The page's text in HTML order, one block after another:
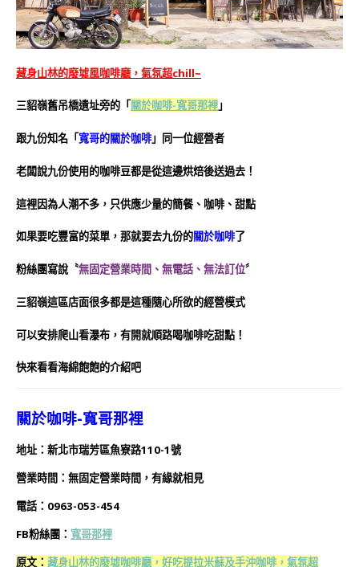
藏身山林的廢墟風咖啡廳，氣氛超chill~
三貂嶺舊吊橋遺址旁的「 關於咖啡-寬哥那裡」
跟九份知名「寬哥的關於咖啡」同一位經營者
老闆說九份使用的咖啡豆都是從這邊烘焙後送過去！
這裡因為人潮不多，只供應少量的簡餐、咖啡、甜點
如果要吃豐富的菜單，那就要去九份的關於咖啡了
粉絲團寫說〝無固定營業時間、無電話、無法訂位〞
三貂嶺這區店面很多都是這種隨心所欲的經營模式
可以安排爬山看瀑布，有開就順路喝咖啡吃甜點！
快來看看海綿飽飽的介紹吧
關於咖啡-寬哥那裡
地址：新北市瑞芳區魚寮路110-1號
營業時間：無固定營業時間，有緣就相見
電話：0963-053-454
FB粉絲團： 寬哥那裡
原文： 藏身山林的廢墟咖啡廳，好吃提拉米蘇及手沖咖啡，氣氛超